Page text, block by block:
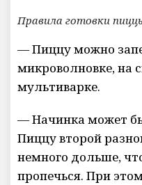
Правила готовки
— Пиццу можно
микроволновке, на
мультиварке.
— Начинка может
Пиццу второй
немного дольше,
пропечься. При